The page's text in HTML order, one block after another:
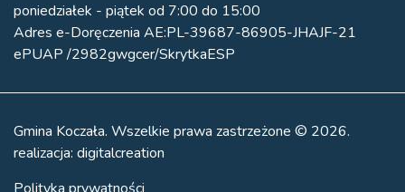
poniedziałek - piątek od 7:00 do 15:00
Adres e-Doręczenia AE:PL-39687-86905-JHAJF-21
ePUAP /2982gwgcer/SkrytkaESP
Gmina Koczała. Wszelkie prawa zastrzeżone © 2026.
realizacja: digitalcreation